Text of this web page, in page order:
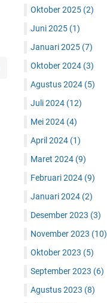
Oktober 2025 (2)
Juni 2025 (1)
Januari 2025 (7)
Oktober 2024 (3)
Agustus 2024 (5)
Juli 2024 (12)
Mei 2024 (4)
April 2024 (1)
Maret 2024 (9)
Februari 2024 (9)
Januari 2024 (2)
Desember 2023 (3)
November 2023 (10)
Oktober 2023 (5)
September 2023 (6)
Agustus 2023 (8)